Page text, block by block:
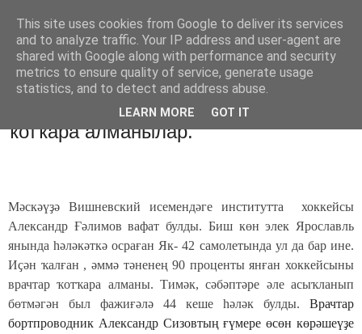
Хәбәрҙәр
понедельник, 12 сентября 2011 г.
Врачтар ауыр яраланған хоккейсыны
ҡотҡара алманылар.
Мәскәүҙә Вишневский исемендәге институтта хоккейсы
Александр Ғәлимов вафат булды. Биш көн элек Ярославль
янында һәләкәткә осраған Як- 42 самолетында ул да бар ине.
Иҫән ҡалған , әммә тәненең 90 проценты янған хоккейсыны
врачтар ҡотҡара алманы. Тимәк, сәбәптәре әле асыҡланып
бөтмәгән был фажиғәлә 44 кеше һәләк булды. Врачтар
бортпроводник Александр Сизовтың ғүмере өсөн көрәшеүҙе
This site uses cookies from Google to deliver its services
and to analyze traffic. Your IP address and user-agent are
shared with Google along with performance and security
metrics to ensure quality of service, generate usage
statistics, and to detect and address abuse.
LEARN MORE GOT IT